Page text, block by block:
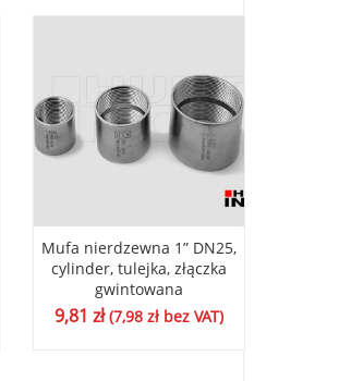
Mufa nierdzewna 1” DN25,
cylinder, tulejka, złączka
gwintowana
9,81 zł (7,98 złbez VAT)